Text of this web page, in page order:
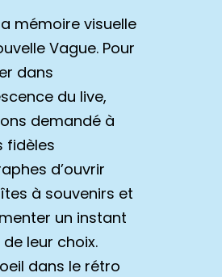
mémoire visuelle
Vague. Pour
dans
du live,
demandé à
fidèles
d’ouvrir
à souvenirs et
un instant
leur choix.
eil dans le rétro